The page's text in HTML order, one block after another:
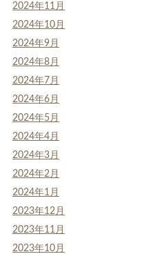
2024年11月
2024年10月
2024年9月
2024年8月
2024年7月
2024年6月
2024年5月
2024年4月
2024年3月
2024年2月
2024年1月
2023年12月
2023年11月
2023年10月